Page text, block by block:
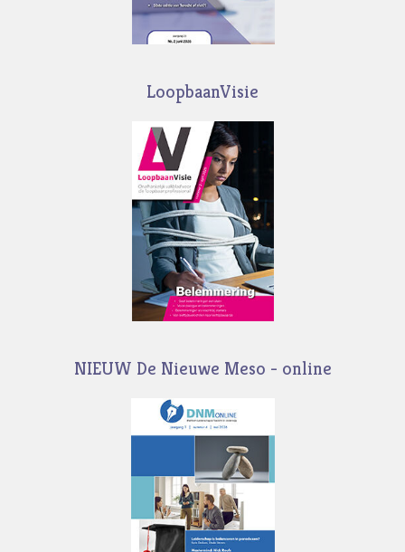
LoopbaanVisie
NIEUW De Nieuwe Meso - online